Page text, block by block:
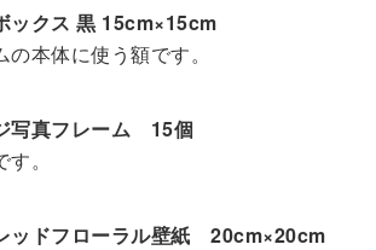
ックス 黒 15cm×15cm
本体に使う額です。
写真フレーム 15個
。
ッドフローラル壁紙 20cm×20cm